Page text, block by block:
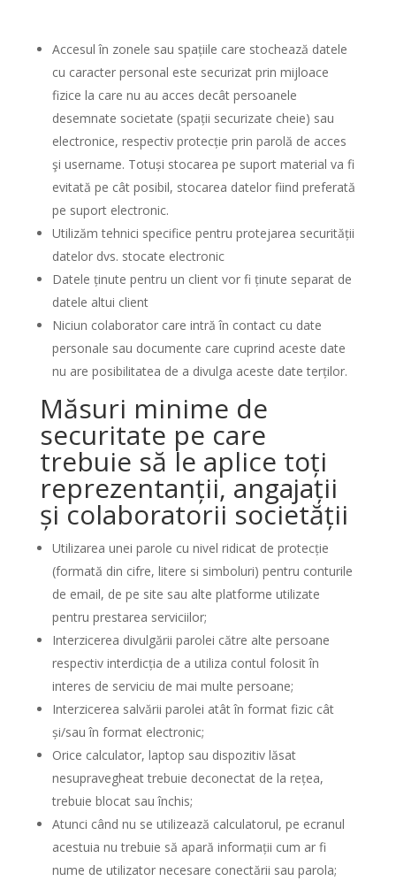
Accesul în zonele sau spațiile care stochează datele
cu caracter personal este securizat prin mijloace
fizice la care nu au acces decât persoanele
desemnate societate (spații securizate cheie) sau
electronice, respectiv protecție prin parolă de acces
şi username. Totuși stocarea pe suport material va fi
evitată pe cât posibil, stocarea datelor fiind preferată
pe suport electronic.
Utilizăm tehnici specifice pentru protejarea securității
datelor dvs. stocate electronic
Datele ținute pentru un client vor fi ținute separat de
datele altui client
Niciun colaborator care intră în contact cu date
personale sau documente care cuprind aceste date
nu are posibilitatea de a divulga aceste date terților.
Măsuri minime de
securitate pe care
trebuie să le aplice toți
reprezentanții, angajații
și colaboratorii societății
Utilizarea unei parole cu nivel ridicat de protecție
(formată din cifre, litere si simboluri) pentru conturile
de email, de pe site sau alte platforme utilizate
pentru prestarea serviciilor;
Interzicerea divulgării parolei către alte persoane
respectiv interdicția de a utiliza contul folosit în
interes de serviciu de mai multe persoane;
Interzicerea salvării parolei atât în format fizic cât
și/sau în format electronic;
Orice calculator, laptop sau dispozitiv lăsat
nesupravegheat trebuie deconectat de la rețea,
trebuie blocat sau închis;
Atunci când nu se utilizează calculatorul, pe ecranul
acestuia nu trebuie să apară informații cum ar fi
nume de utilizator necesare conectării sau parola;